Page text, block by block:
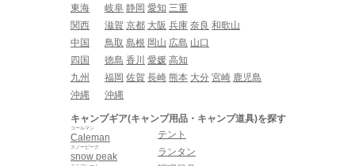
東海
岐阜 静岡 愛知 三重
関西
滋賀 京都 大阪 兵庫 奈良 和歌山
中国
鳥取 島根 岡山 広島 山口
四国
徳島 香川 愛媛 高知
九州
福岡 佐賀 長崎 熊本 大分 宮崎 鹿児島
沖縄
沖縄
キャンプギア(キャンプ用品・キャンプ道具)を探す
Caleman
コールマン
snow peak
スノーピーク
テント
ランタン